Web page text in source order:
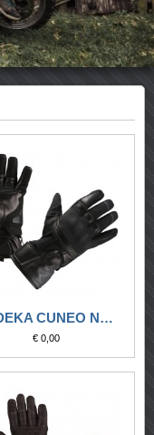
MODEKA CUNEO NERO
€ 0,00